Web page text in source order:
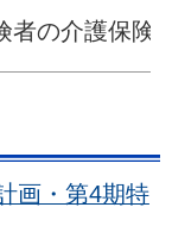
者の介護保険
画・第4期特